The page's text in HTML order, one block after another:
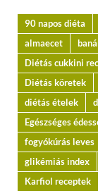
90 napos diéta
almaecet
Diétás cukkini
Diétás köretek
diétás ételek
Egészséges
fogyókúrás leves
glikémiás index
Karfiol receptek